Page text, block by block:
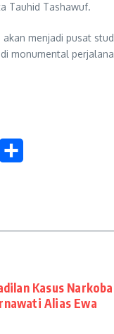
Tauhid Tashawuf.
menjadi pusat
monumental
Kasus
Alias Ewa